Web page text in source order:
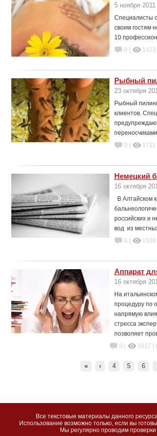
5 ноября 2011
Специалисты
своим гостям
10
0 |
1423
Рыбный
23 октября
Рыбный
клиентов.
0 |
1711
Немецкий
16 октября
В Алтайском
российских и
вод из
0 |
1558
Аппарат
16 октября
На
процедуру по
напрямую
стресса
позволяет
0 |
1617
« ‹ 4 5 6
Все текстовые материалы данного
Использование возможно только, если вы
Мы регулярно проводим